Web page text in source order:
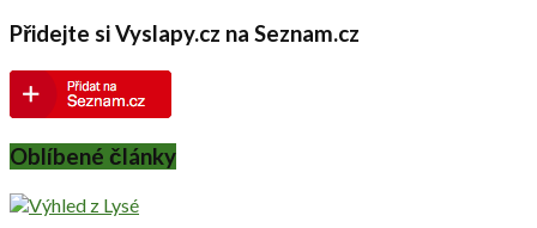
Přidejte si Vyslapy.cz na Seznam.cz
Oblíbené články